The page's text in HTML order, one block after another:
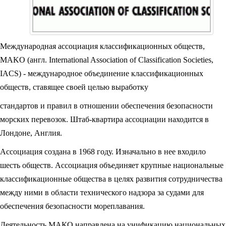
Международная ассоциация классификационных обществ,
MAKO (англ. International Association of Classification Societies,
IACS) - международное объединение классификационных
обществ, ставящее своей целью выработку
стандартов и правил в отношении обеспечения безопасности
морских перевозок. Штаб-квартира ассоциации находится в
Лондоне, Англия.
Ассоциация создана в 1968 году. Изначально в нее входило
шесть обществ. Ассоциация объединяет крупные национальные
классификационные общества в целях развития сотрудничества
между ними в области технического надзора за судами для
обеспечения безопасности мореплавания.